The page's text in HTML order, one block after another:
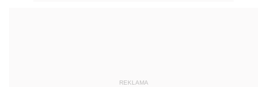
REKLAMA